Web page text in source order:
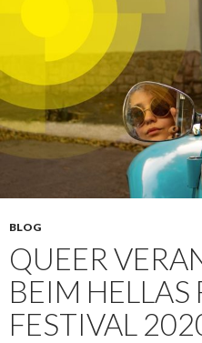
BLOG
QUEER
BEIM
FESTIVAL